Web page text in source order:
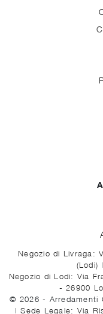
Negozio di Livraga:
(Lodi) |
Negozio di Lodi: Via
- 26900
© 2026 - Arredamenti
|Sede Legale: Via